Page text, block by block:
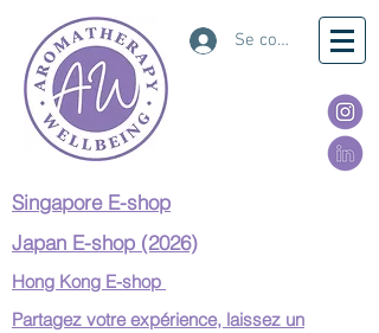
Se connecter
Singapore E-shop
Japan E-shop (2026)
Hong Kong E-shop
Partagez votre expérience, laissez un